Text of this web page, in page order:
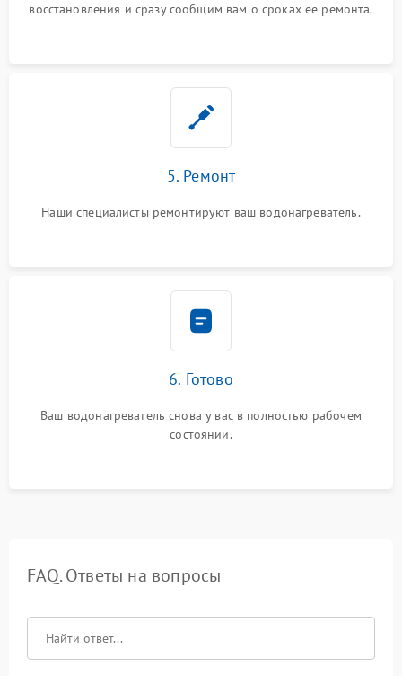
восстановления и сразу сообщим вам о сроках ее ремонта.
5. Ремонт
Наши специалисты ремонтируют ваш водонагреватель.
6. Готово
Ваш водонагреватель снова у вас в полностью рабочем
состоянии.
FAQ. Ответы на вопросы